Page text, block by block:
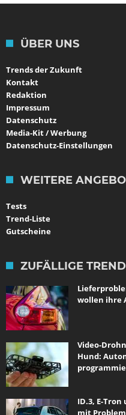
ÜBER UNS
Trends der Zukunft
Kontakt
Redaktion
Impressum
Datenschutz
Media-Kit / Werbung
Datenschutz-Einstellungen
WEITERE
Tests
Trend-Liste
Gutscheine
ZUFÄLLIGE
wollen ihre
Video-
Hund:
ID.3, E-
mit